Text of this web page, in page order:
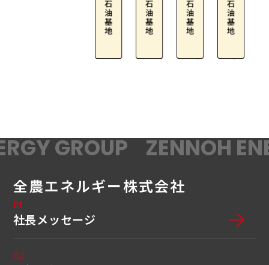
GROUP ZENNOH
全農エネルギー株式会社
01
社長メッセージ
02